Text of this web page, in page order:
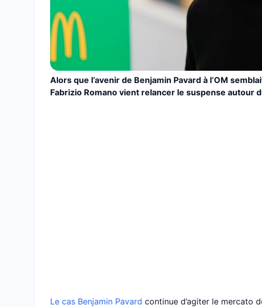
Alors que l’avenir de Benjamin Pavard à l’OM
Fabrizio Romano vient relancer le suspense autour
Le cas Benjamin Pavard continue d’agiter le mercato